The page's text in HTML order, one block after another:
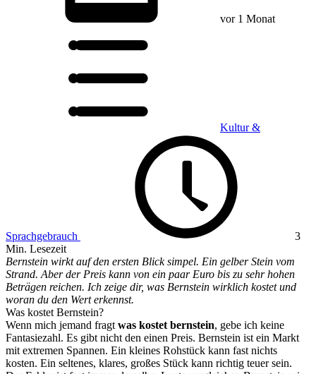
vor 1 Monat
Kultur &
Sprachgebrauch
3
Min. Lesezeit
Bernstein wirkt auf den ersten Blick simpel. Ein gelber Stein vom
Strand. Aber der Preis kann von ein paar Euro bis zu sehr hohen
Beträgen reichen. Ich zeige dir, was Bernstein wirklich kostet und
woran du den Wert erkennst.
Was kostet Bernstein?
Wenn mich jemand fragt was kostet bernstein, gebe ich keine
Fantasiezahl. Es gibt nicht den einen Preis. Bernstein ist ein Markt
mit extremen Spannen. Ein kleines Rohstück kann fast nichts
kosten. Ein seltenes, klares, großes Stück kann richtig teuer sein.